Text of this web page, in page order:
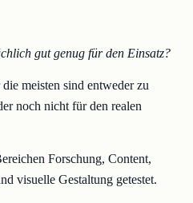
gut genug für den Einsatz?
meisten sind entweder zu
noch nicht für den realen
Forschung, Content,
visuelle Gestaltung getestet.